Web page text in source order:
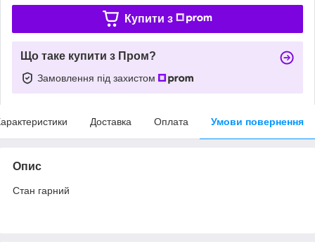
Купити з
Що таке купити з Пром?
Замовлення під захистом
Доставка Оплата Умови повернення
Опис
Стан гарний